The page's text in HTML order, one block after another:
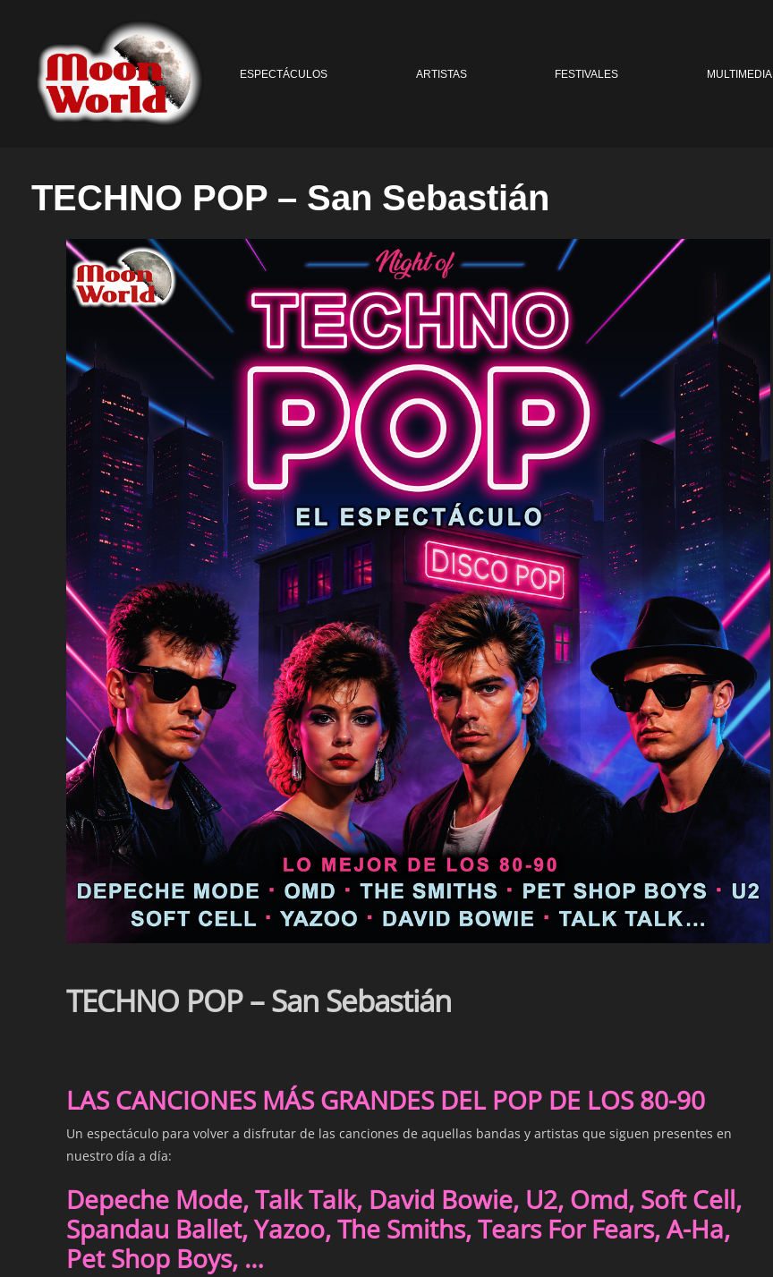
ESPECTÁCULOS ARTISTAS FESTIVALES MULTIMEDIA
TECHNO POP – San Sebastián
TECHNO POP – San Sebastián
LAS CANCIONES MÁS GRANDES DEL POP DE LOS 80-90
Un espectáculo para volver a disfrutar de las canciones de aquellas bandas y artistas que siguen presentes en
nuestro día a día:
Depeche Mode, Talk Talk, David Bowie, U2, Omd, Soft Cell,
Spandau Ballet, Yazoo, The Smiths, Tears For Fears, A-Ha,
Pet Shop Boys, …